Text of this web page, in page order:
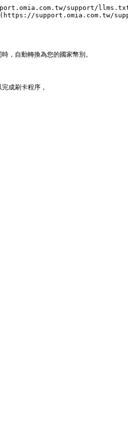
support/
support.omia.com.tw/
，自動轉換為您的國家幣別。
成刷卡程序，